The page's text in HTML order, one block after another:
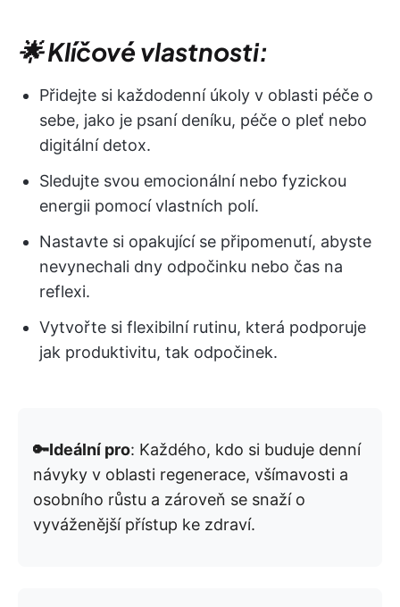
🌟 Klíčové vlastnosti:
Přidejte si každodenní úkoly v oblasti péče o
sebe, jako je psaní deníku, péče o pleť nebo
digitální detox.
Sledujte svou emocionální nebo fyzickou
energii pomocí vlastních polí.
Nastavte si opakující se připomenutí, abyste
nevynechali dny odpočinku nebo čas na
reflexi.
Vytvořte si flexibilní rutinu, která podporuje
jak produktivitu, tak odpočinek.
🔑Ideální pro: Každého, kdo si buduje denní
návyky v oblasti regenerace, všímavosti a
osobního růstu a zároveň se snaží o
vyváženější přístup ke zdraví.